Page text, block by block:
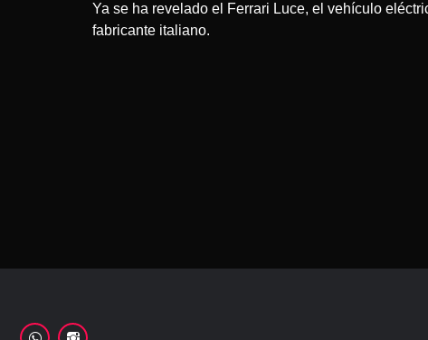
Ya se ha revelado el Ferrari Luce, el vehículo
fabricante italiano.